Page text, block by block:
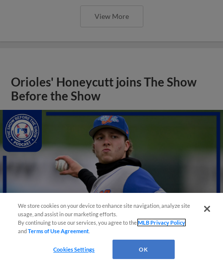
View More
Orioles' Honeycutt joins The Show
Before the Show
View More
We store cookies on your device to enhance site navigation, analyze site
usage, and assist in our marketing efforts.
By continuing to use our services, you agree to theMLB Privacy Policy
andTerms of Use Agreement
Cookies Settings OK